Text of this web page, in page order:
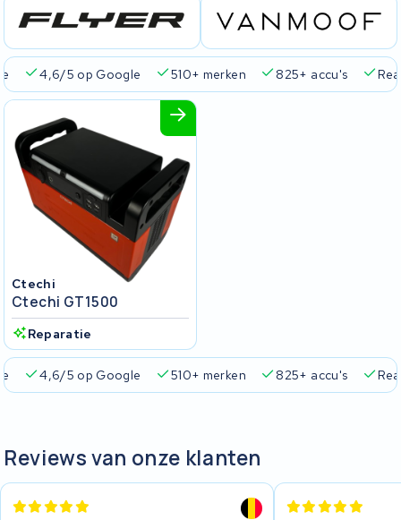
4,6/5 op Google 510+ merken 825+ accu's
Ctechi
Ctechi GT1500
Reparatie
4,6/5 op Google 510+ merken 825+ accu's
Reviews van onze klanten